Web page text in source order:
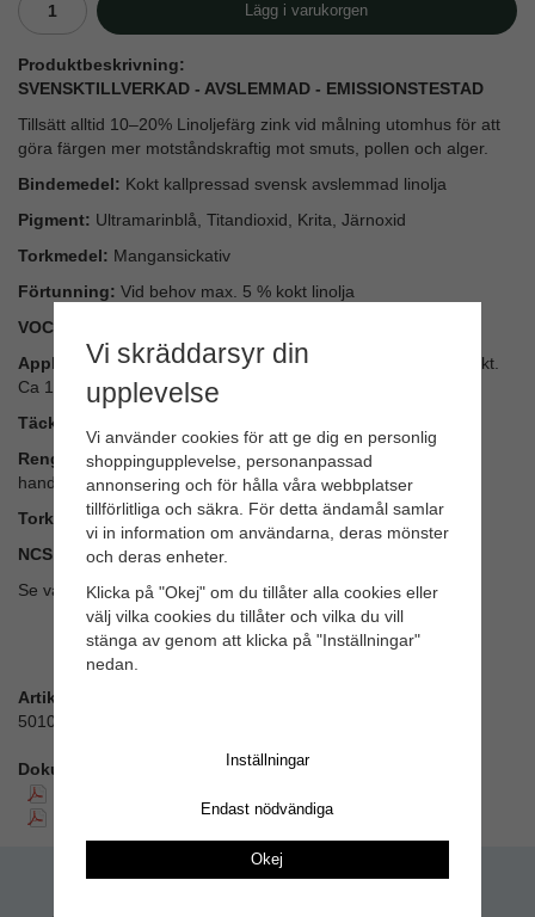
Lägg i varukorgen
Produktbeskrivning:
SVENSKTILLVERKAD - AVSLEMMAD - EMISSIONSTESTAD
Tillsätt alltid 10–20% Linoljefärg zink vid målning utomhus för att
göra färgen mer motståndskraftig mot smuts, pollen och alger.
Bindemedel: Kokt kallpressad svensk avslemmad linolja
Pigment: Ultramarinblå, Titandioxid, Krita, Järnoxid
Torkmedel: Mangansickativ
Förtunning: Vid behov max. 5 % kokt linolja
VOC:
Applicering:Omröres väl. Arbeta ut färgen i väl täckande skikt.
Ca 100 my.
Täckning:
Rengöring:Milt ph-neutralt rengöringsmedel, t.ex.
handdiskmedel. Efterskölj med vatten och låt torka.
Torktid:
24 timmar vid rumstemperatur och god ventilation
NCS:
S 8010 - R90B
Se vår handbok för mer utförliga instruktioner.
Artikelnummer:
50104
Dokument:
Vi skräddarsyr din
upplevelse
Vi använder cookies för att ge dig en personlig
shoppingupplevelse, personanpassad
annonsering och för hålla våra webbplatser
tillförlitliga och säkra. För detta ändamål samlar
vi in information om användarna, deras mönster
och deras enheter.
Klicka på "Okej" om du tillåter alla cookies eller
välj vilka cookies du tillåter och vilka du vill
stänga av genom att klicka på "Inställningar"
nedan.
Inställningar
Endast nödvändiga
Okej